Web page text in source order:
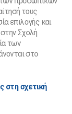
τους
επιλογής και
Σχολή
των
στο
στη σχετική